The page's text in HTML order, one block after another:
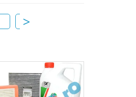
KE90999943